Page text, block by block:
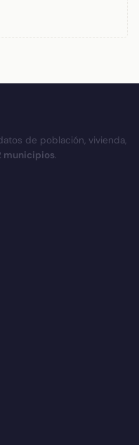
de población, vivienda,
municipios.